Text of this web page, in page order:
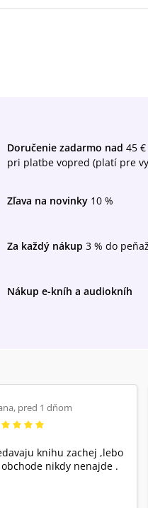
Doručenie zadarmo nad 45 €
pri platbe vopred (platí pre
Zľava na novinky 10 %
Za každý nákup 3 % do
Nákup e-kníh a audiokníh
, pred 1 dňom
knihu zachej ,lebo
nikdy nenajde .